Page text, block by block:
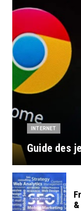
INTERNET
Guide des